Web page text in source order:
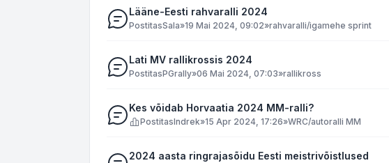
Lääne-Eesti rahvaralli 2024
PostitasSala»19 Mai 2024, 09:02»rahvaralli/igamehe sprint
Lati MV rallikrossis 2024
PostitasPGrally»06 Mai 2024, 07:03»rallikross
Kes võidab Horvaatia 2024 MM-ralli?
PostitasIndrek»15 Apr 2024, 17:26»WRC/autoralli MM
2024 aasta ringrajasõidu Eesti meistrivõistlused